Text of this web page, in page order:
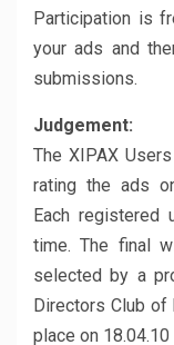
Participation is
your ads and
submissions.
Judgement:
The XIPAX
rating the ads
Each registered
time. The final
selected by a
Directors Club of
place on 18.04.10